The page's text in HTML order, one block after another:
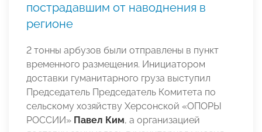
пострадавшим от наводнения в
регионе
2 тонны арбузов были отправлены в пункт
временного размещения. Инициатором
доставки гуманитарного груза выступил
Председатель Председатель Комитета по
сельскому хозяйству Херсонской «ОПОРЫ
РОССИИ» Павел Ким, а организацией